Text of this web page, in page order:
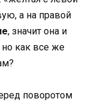
а на правой
, значит она и
но как все же
поворотом